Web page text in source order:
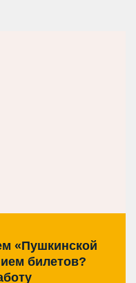
«Пушкинской
билетов?